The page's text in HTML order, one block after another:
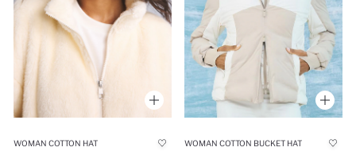
WOMAN COTTON HAT WOMAN COTTON BUCKET HAT